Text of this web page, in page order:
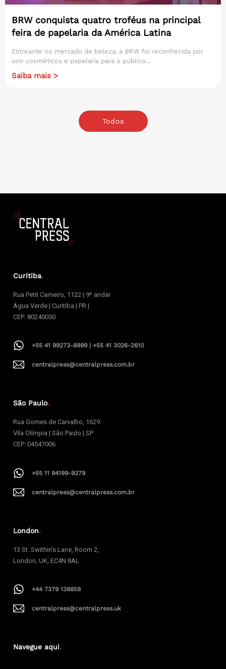
BRW conquista quatro troféus na principal
feira de papelaria da América Latina
Estreante no mercado de beleza, a BRW foi reconhecida por
unir cosméticos e papelaria para o público...
Saiba mais >
Todos
Curitiba.
Rua Petit Carneiro, 1122 | 9º andar
Água Verde | Curitiba | PR |
CEP: 80240050
+55 41 99273-8999 | +55 41 3026-2610
centralpress@centralpress.com.br
São Paulo.
Rua Gomes de Carvalho, 1629
Vila Olímpia | São Paulo | SP
CEP: 04547006
+55 11 94199-9379
centralpress@centralpress.com.br
London.
13 St. Swithin’s Lane, Room 2,
London, UK, EC4N 8AL
+44 7379 138858
centralpress@centralpress.uk
Navegue aqui.